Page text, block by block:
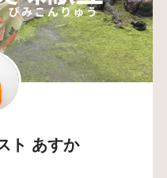
ト あすか